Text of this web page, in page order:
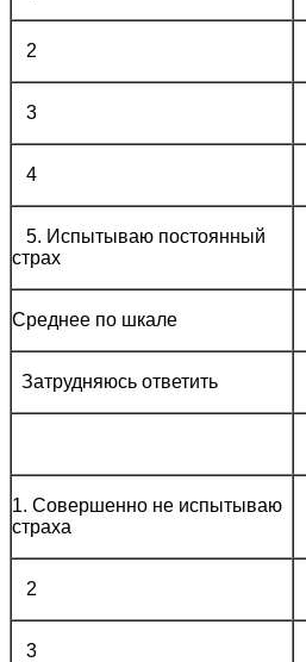
2
3
4
5. Испытываю постоянный
страх
Среднее по шкале
Затрудняюсь ответить
1. Совершенно не испытываю
страха
2
3